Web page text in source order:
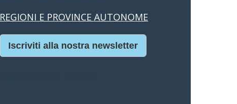
REGIONI E PROVINCE AUTONOME
Iscriviti alla nostra newsletter